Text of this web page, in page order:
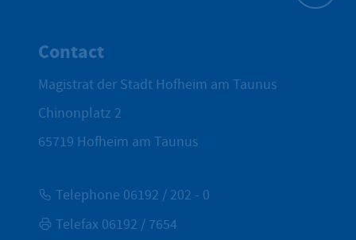
Contact
Magistrat der Stadt Hofheim am Taunus
Chinonplatz 2
65719 Hofheim am Taunus
Telephone 06192 / 202 - 0
Telefax 06192 / 7654